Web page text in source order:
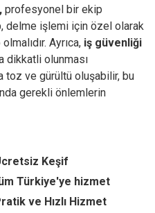
profesyonel bir ekip
delme işlemi için özel olarak
Ayrıca, iş güvenliği
dikkatli olunması
toz ve gürültü oluşabilir, bu
gerekli önlemlerin
Keşif
Türkiye'ye hizmet
ve Hızlı Hizmet